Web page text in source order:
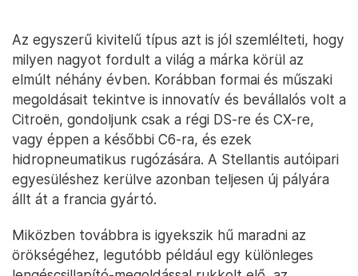
Az egyszerű kivitelű típus azt is jól szemlélteti, hogy
milyen nagyot fordult a világ a márka körül az
elmúlt néhány évben. Korábban formai és műszaki
megoldásait tekintve is innovatív és bevállalós volt a
Citroën, gondoljunk csak a régi DS-re és CX-re,
vagy éppen a későbbi C6-ra, és ezek
hidropneumatikus rugózására. A Stellantis autóipari
egyesüléshez kerülve azonban teljesen új pályára
állt át a francia gyártó.
Miközben továbbra is igyekszik hű maradni az
örökségéhez, legutóbb például egy különleges